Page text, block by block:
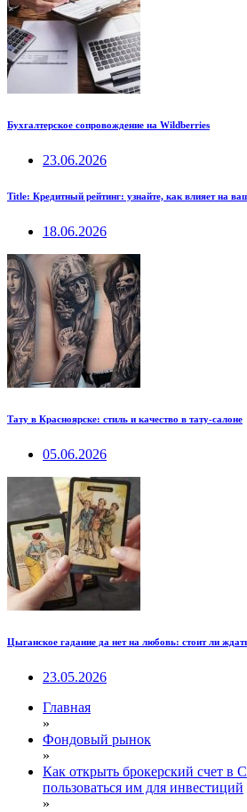
Бухгалтерское сопровождение на Wildberries
23.06.2026
Title: Кредитный рейтинг: узнайте, как влияет на
18.06.2026
Тату в Красноярске: стиль и качество в тату-салоне
05.06.2026
Цыганское гадание да нет на любовь: стоит ли
23.05.2026
Главная
»
Фондовый рынок
»
Как открыть брокерский счет в
пользоваться им для инвестиций
»